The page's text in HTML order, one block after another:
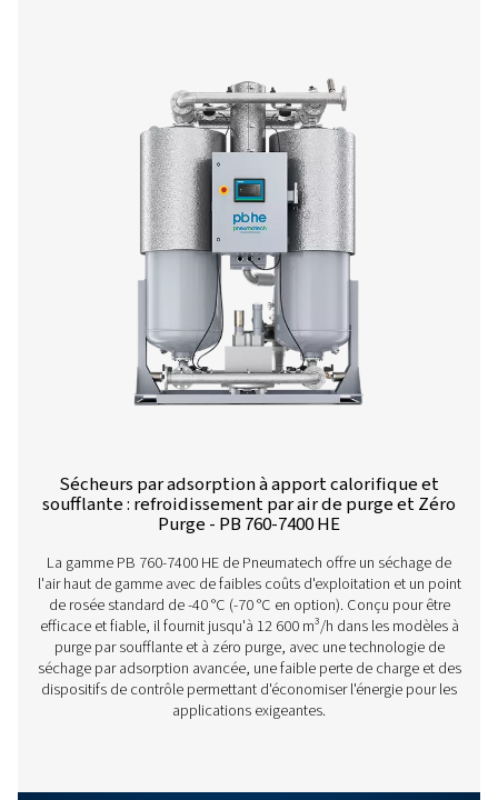
PB 320 HE
PB 390 HE
PB 530 HE
PB 635 HE
PB 210 HE ZP
PB 390 HE ZP
PB 530 HE ZP 900
PB 635 HE ZP 1 080